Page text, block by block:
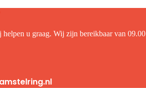
u graag. Wij zijn bereikbaar van 09.00